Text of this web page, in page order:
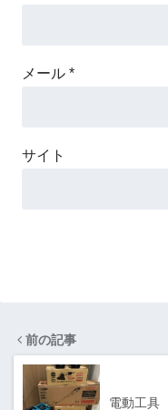
メール *
サイト
前の記事
電動工